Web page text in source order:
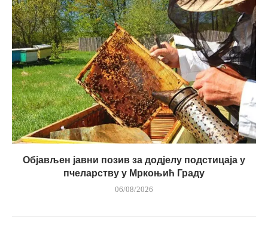
Објављен јавни позив за додјелу подстицаја у
пчеларству у Мркоњић Граду
06/08/2026